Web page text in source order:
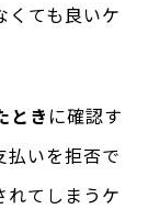
くても良いケ
とき に確認す
払いを拒否で
れてしまうケ